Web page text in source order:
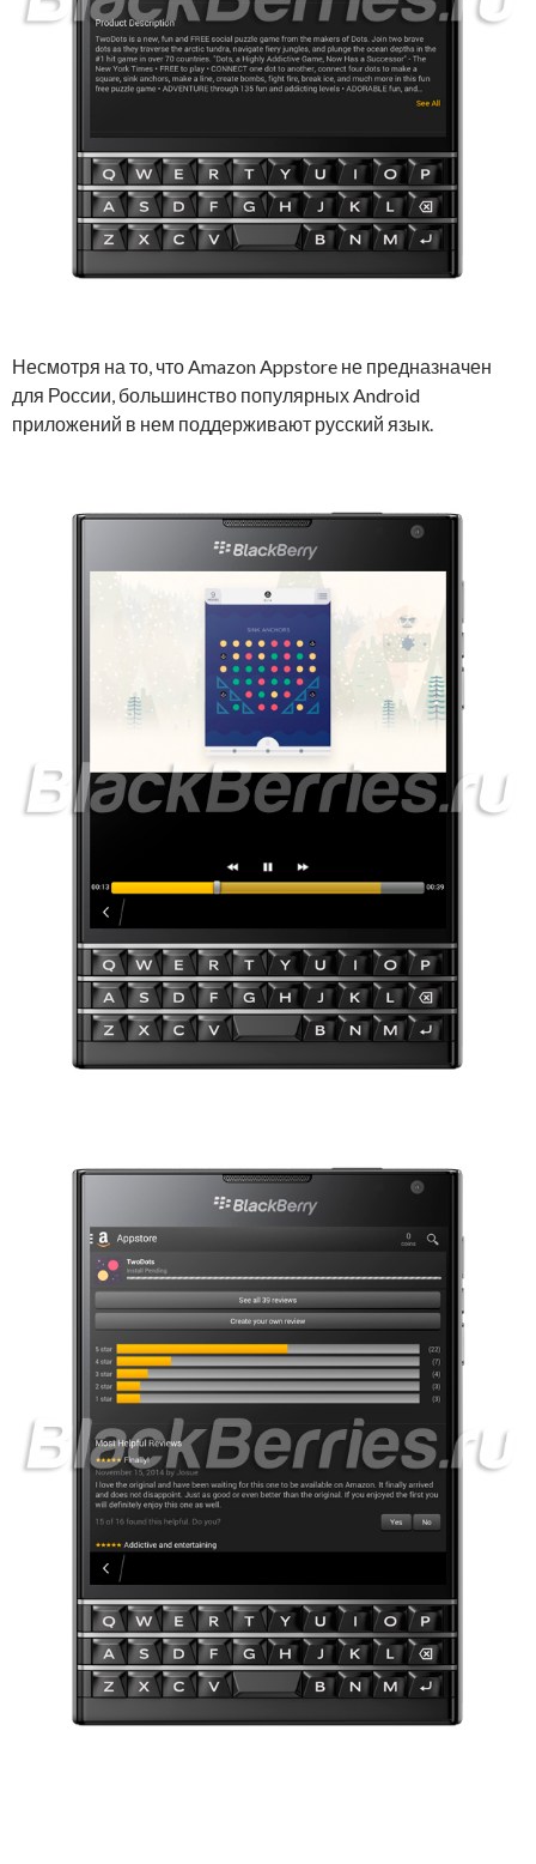
Несмотря на то, что Amazon Appstore не предназначен
для России, большинство популярных Android
приложений в нем поддерживают русский язык.